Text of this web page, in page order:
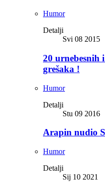
Humor
Detalji
Svi 08 2015
20 urnebesnih
grešaka !
Humor
Detalji
Stu 09 2016
Arapin nudio
Humor
Detalji
Sij 10 2021